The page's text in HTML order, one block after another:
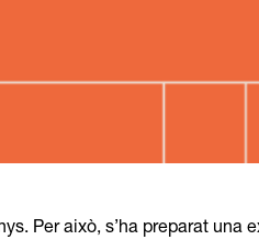
Per això, s’ha preparat una